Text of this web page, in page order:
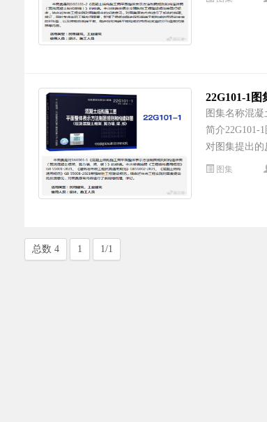
22G101-1
图集名称混
简介22G101-
对图集提出
图集
总数 4 1 1/1